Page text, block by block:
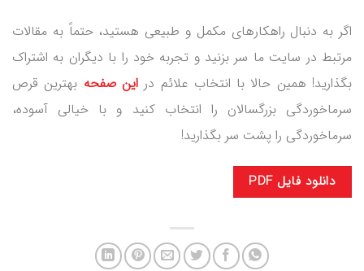
اگر به دنبال راهکارهای مکمل و طبیعی هستید، حتماً به مقالات
مرتبط در سایت ما سر بزنید و تجربه خود را با دیگران به اشتراک
بگذارید! همین حالا با انتخاب علائم دراین صفحه بهترین قرص
سرماخوردگی بزرگسالان را انتخاب کنید و با خیالی آسوده،
سرماخوردگی را پشت سر بگذارید!
دانلود فایل PDF